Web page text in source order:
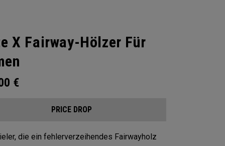
X Fairway-Hölzer Für
€
PRICE DROP
die ein fehlerverzeihendes Fairwayholz